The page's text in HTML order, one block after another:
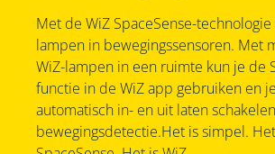
Met de WiZ SpaceSense-
lampen in bewegingssensoren. Met
WiZ-lampen in een ruimte kun je de
functie in de WiZ app gebruiken en
automatisch in- en uit laten
bewegingsdetectie.Het is simpel.